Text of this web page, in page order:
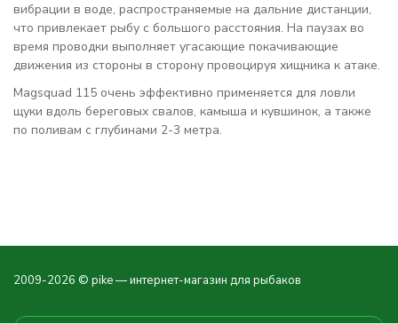
вибрации в воде, распространяемые на дальние дистанции,
что привлекает рыбу с большого расстояния. На паузах во
время проводки выполняет угасающие покачивающие
движения из стороны в сторону провоцируя хищника к атаке.
Magsquad 115 очень эффективно применяется для ловли
щуки вдоль береговых свалов, камыша и кувшинок, а также
по поливам с глубинами 2-3 метра.
2009-2026 © pike — интернет-магазин для рыбаков